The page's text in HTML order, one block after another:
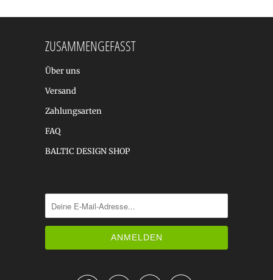
ZUSAMMENGEFASST
Über uns
Versand
Zahlungsarten
FAQ
BALTIC DESIGN SHOP